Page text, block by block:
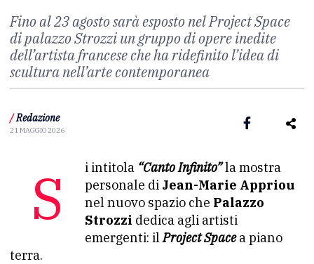
Fino al 23 agosto sarà esposto nel Project Space
di palazzo Strozzi un gruppo di opere inedite
dell’artista francese che ha ridefinito l’idea di
scultura nell’arte contemporanea
/ Redazione
21 MAGGIO 2026
Si intitola “Canto Infinito”la mostra
personale di Jean-Marie Appriou
nel nuovo spazio che Palazzo
Strozzi dedica agli artisti
emergenti: ilProject Space a piano
terra.